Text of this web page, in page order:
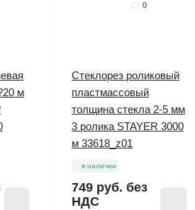
м
0
Стеклорез роликовый
пластмассовый
толщина стекла 2-5 мм
3 ролика STAYER 3000
м 33618_z01
в наличии
749 руб. без
НДС